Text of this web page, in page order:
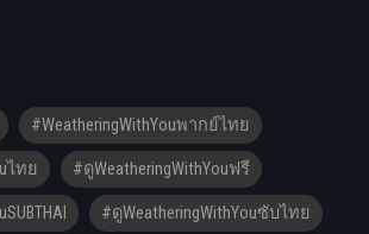
#WeatheringWithYouพากย์ไทย
ไทย #ดูWeatheringWithYouฟรี
#ดูWeatheringWithYouซับไทย